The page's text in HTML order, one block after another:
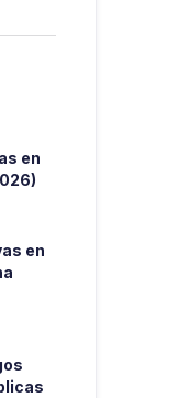
en
en